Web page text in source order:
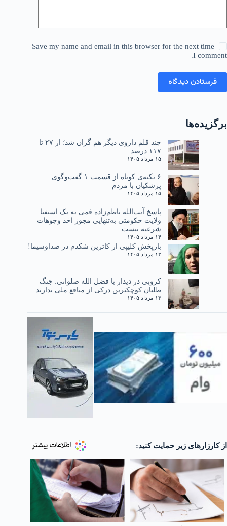
Save my name and email in this browser for the next time
I comment.
فرستادن دیدگاه
برگزیده‌ها
چند قلم داروی دیگر هم گران شد؛ از ۲۷ تا
۱۱۷ درصد
۱۵ مرداد ۱۴۰۵
۶ نکته‌ی کوتاه از قسمت ۱ گفت‌وگوی
پزشکیان با مردم
۱۵ مرداد ۱۴۰۵
پاسخ آیت‌الله ناظم‌زاده قمی به یک استفتا:
ولایت حکومتی به‌تنهایی مجوز اخذ وجوهات
شرعیه نیست
۱۴ مرداد ۱۴۰۵
بازپخش کلیپی از کاترین شکدم در صداوسیما!
۱۳ مرداد ۱۴۰۵
کروبی در دیدار با فضل الله صلواتی: جنگ
طلبان کوچکترین درکی از منافع ملی ندارند
۱۳ مرداد ۱۴۰۵
از کارزارهای زیر حمایت کنید: